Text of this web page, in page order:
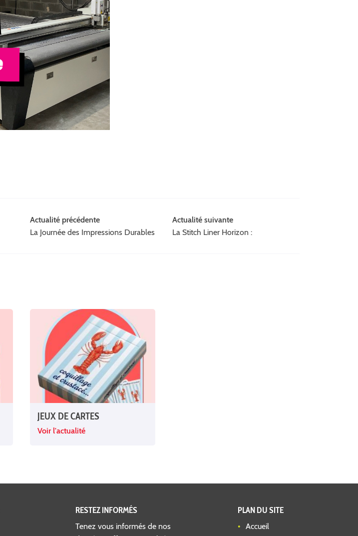
Actualité précédente
La Journée des Impressions Durables
Actualité suivante
La Stitch Liner Horizon :
JEUX DE CARTES
Voir l'actualité
RESTEZ INFORMÉS
Tenez vous informés de nos
PLAN DU SITE
Accueil